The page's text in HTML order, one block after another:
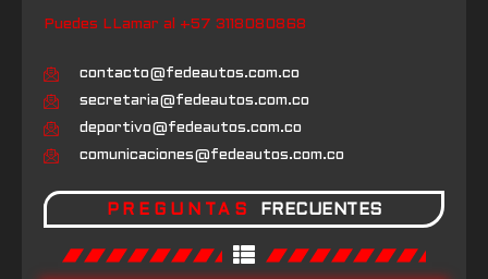
Puedes LLamar al +57 3118080868
contacto@fedeautos.com.co
secretaria@fedeautos.com.co
deportivo@fedeautos.com.co
comunicaciones@fedeautos.com.co
PREGUNTAS FRECUENTES